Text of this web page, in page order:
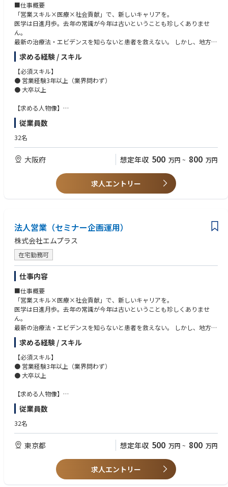
■仕事概要
「営業スキル×医療×社会貢献」で、新しいキャリアを。
医学は日進月歩。去年の常識が今年は古いということも珍しくありませ
ん。
最新の治療法・エビデンスを知らないと患者を救えない。 しかし、地方の
医師は「情報へのアクセス」で圧倒的に不利な状況にあります。
一方で、製薬企業・医療機器メーカーは「最新の医療情報を、全国の医師
に効率的・効果的に届けたい」というニーズを抱えています。
この両者をつなぐのが、私たちエムプラスです。
前年比110％の成長率を維持しており、安定した成長を維持しています。
があり、これからも市場拡大のスピードを落とすことなく、業界をリード
私たちは、エムスリー社が持つ医師ネットワーク32万人超と連携し、40社
以上の製薬企業・医療機器メーカーにWebプロモーションサービスを提供
しています。
例えば、メディア代理店サービス「3rd one（サードワン）」を軸とし
て、年間3,000件のWebプロモーションに携わり、1,500件超のWebセミ
製薬企業を中心とするクライアントの多くが抱える課題は、「医療従事者
に製品情報や疾患情報を正確にわかりやすい情報で届ける」ということ。
想定視聴者層や予算に応じてWebセミナー・コンテンツ配信・バナー出稿
などの最適な施策を設計・提案します。
近年では、医師や薬剤師など専門職の学びや情報収集の形が変化する中
で、Webセミナーの実施数が急増しており、コンテンツ配信によるデリバ
リー案件も拡大しています。
今回募集するイベントディレクターは、こうした案件を受注した後のデリ
バリー工程を担うポジションです。
セミナー配信やコンテンツ公開に向けて、クライアント・登壇医師・社内
チームと連携しながら進行をリードし、円滑な運営を支えていただきま
す。
入社後にしっかりキャッチアップできる体制を整えているので、業界未経
験でも問題ありません。
「地方の医師が、東京の最先端医療にアクセスできる」 、「製薬企業が、
全国の医師に新薬情報を届けられる」、「若手医師が、名医の知見をリア
ルタイムで学べる」オンラインを活用し、医療格差をなくす。 それが私た
ちのミッションです。
医師・製薬企業・学術団体をつなぐ架け橋として、私たちと一緒に「医療
格差のない社会の実現」に挑戦してくれる仲間を本気で探しています。
少しでもご興味をお持ちいただけましたら、ぜひお気軽にご応募くださ
い。
■仕事内容
大手製薬企業・医療機器メーカー・学会などを中心に、医師向けWEBセミ
ナー（講演会）の運用業務をお任せします。
● 医師講演者や制作ベンダーなど関係者との調整
● プロジェクト進行管理・スケジュール調整
● 当日の配信サポート（来賓対応・最終打ち合わせ など）
求める経験 / スキル
【必須スキル】
● 営業経験3年以上（業界問わず）
● 大卒以上
【求める人物像】
● 営業経験を活かしながら、社会的意義のある領域で新たな挑戦をしたい
方
● クライアントや社内外メンバーと協調して仕事を進められる方
【こんな方におすすめ】
● これまでに培った「提案・調整・関係構築力」を新しい分野で活かした
● 自分の仕事が“誰かの役に立っている”実感を得たい方
従業員数
32名
大阪府 想定年収 500 万円 ~ 800 万円
求人エントリー
法人営業（セミナー企画運用）
株式会社エムプラス
在宅勤務可
仕事内容
■仕事概要
「営業スキル×医療×社会貢献」で、新しいキャリアを。
医学は日進月歩。去年の常識が今年は古いということも珍しくありませ
ん。
最新の治療法・エビデンスを知らないと患者を救えない。 しかし、地方の
医師は「情報へのアクセス」で圧倒的に不利な状況にあります。
一方で、製薬企業・医療機器メーカーは「最新の医療情報を、全国の医師
に効率的・効果的に届けたい」というニーズを抱えています。
この両者をつなぐのが、私たちエムプラスです。
前年比110％の成長率を維持しており、安定した成長を維持しています。
があり、これからも市場拡大のスピードを落とすことなく、業界をリード
私たちは、エムスリー社が持つ医師ネットワーク32万人超と連携し、40社
以上の製薬企業・医療機器メーカーにWebプロモーションサービスを提供
しています。
例えば、メディア代理店サービス「3rd one（サードワン）」を軸とし
て、年間3,000件のWebプロモーションに携わり、1,500件超のWebセミ
製薬企業を中心とするクライアントの多くが抱える課題は、「医療従事者
に製品情報や疾患情報を正確にわかりやすい情報で届ける」ということ。
求める経験 / スキル
【必須スキル】
● 営業経験3年以上（業界問わず）
● 大卒以上
【求める人物像】
● 営業経験を活かしながら、社会的意義のある領域で新たな挑戦をしたい
方
● クライアントや社内外メンバーと協調して仕事を進められる方
【こんな方におすすめ】
● これまでに培った「提案・調整・関係構築力」を新しい分野で活かした
● 自分の仕事が“誰かの役に立っている”実感を得たい方
従業員数
32名
東京都 想定年収 500 万円 ~ 800 万円
求人エントリー